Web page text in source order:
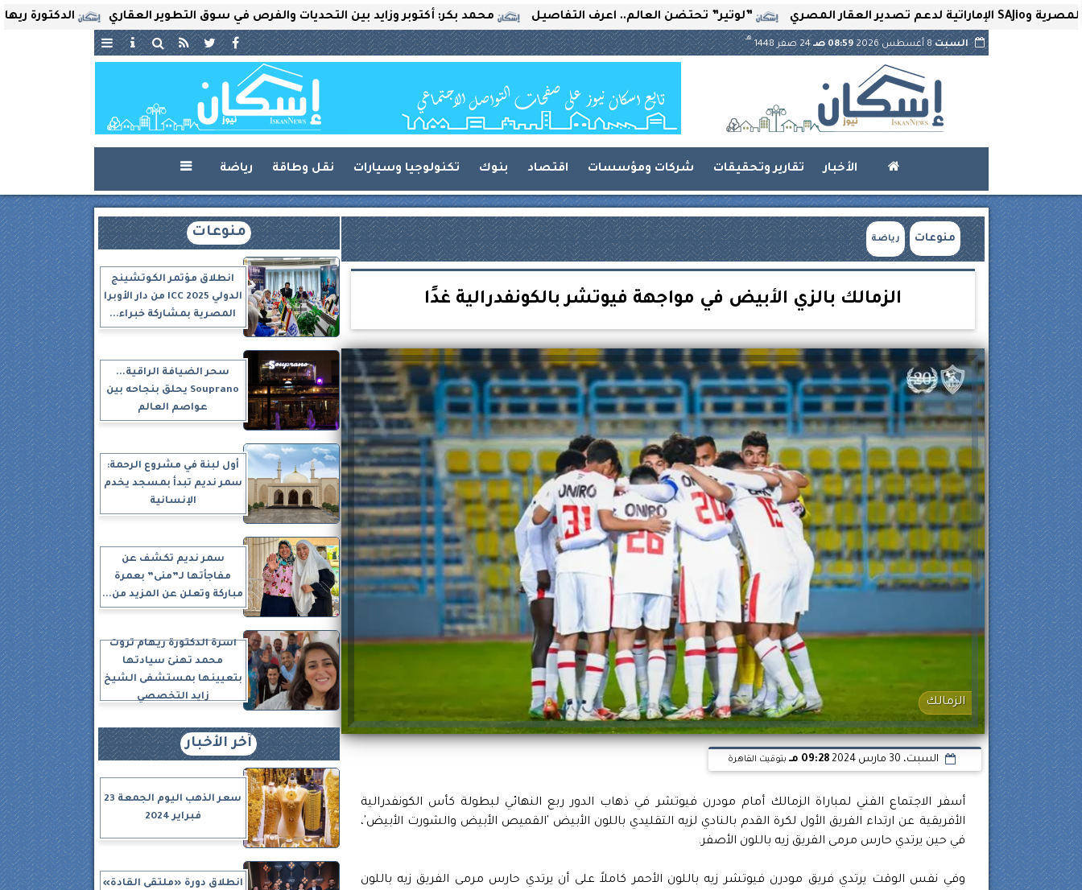
الدكتورة ريهام ثروت محمد بكر: أكتوبر وزايد بين التحديات والفرص في سوق التطوير العقاري ”لوتير” تحتضن العالم.. اعرف التفاصيل
السبت8 أغسطس 2026 08:59 صـ 24 صفر 1448
هـ
الأخبار تقارير وتحقيقات شركات ومؤسسات اقتصاد بنوك تكنولوجيا وسيارات نقل وطاقة رياضة 
منوعات رياضة
الزمالك بالزي الأبيض في مواجهة فيوتشر بالكونفدرالية غدًا
الزمالك
السبت، 30 مارس 2024 09:28 مـ بتوقيت القاهرة
أسفر الاجتماع الفني لمباراة الزمالك أمام مودرن فيوتشر في ذهاب الدور ربع النهائي لبطولة كأس الكونفدرالية
الأفريقية عن ارتداء الفريق الأول لكرة القدم بالنادي لزيه التقليدي باللون الأبيض 'القميص الأبيض والشورت الأبيض'،
في حين يرتدي حارس مرمى الفريق زيه باللون الأصفر.
وفي نفس الوقت يرتدي فريق مودرن فيوتشر زيه باللون الأحمر كاملاً على أن يرتدي حارس مرمى الفريق زيه باللون
منوعات
انطلاق مؤتمر الكوتشينج
الدولي ICC 2025 من دار الأوبرا
المصرية بمشاركة خبراء...
سحر الضيافة الراقية...
Souprano يحلق بنجاحه بين
عواصم العالم
أول لبنة في مشروع الرحمة:
سمر نديم تبدأ بمسجد يخدم
الإنسانية
سمر نديم تكشف عن
مفاجأتها لـ”منى” بعمرة
مباركة وتعلن عن المزيد من...
أسرة الدكتورة ريهام ثروت
محمد تهنئ سيادتها
بتعيينها بمستشفى الشيخ
زايد التخصصي
آخر الأخبار
سعر الذهب اليوم الجمعة 23
فبراير 2024
انطلاق دورة «ملتقى القادة»